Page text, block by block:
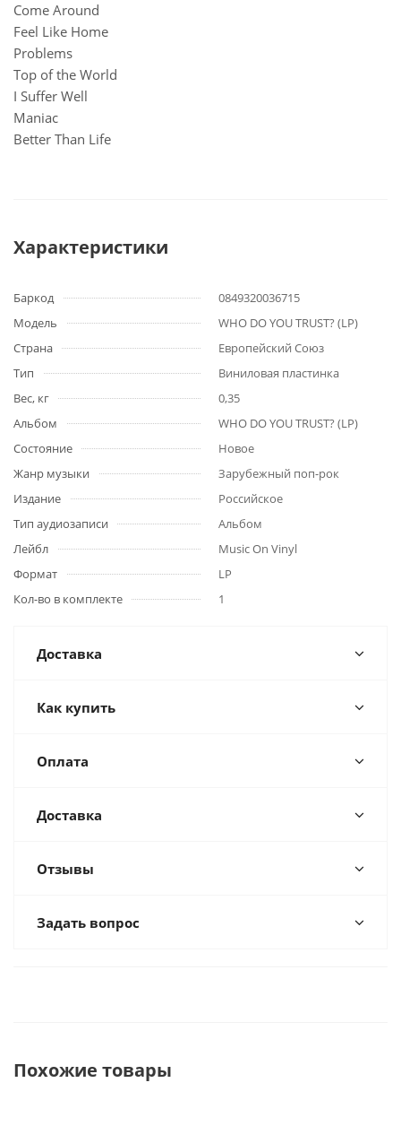
Come Around
Feel Like Home
Problems
Top of the World
I Suffer Well
Maniac
Better Than Life
Характеристики
Баркод
0849320036715
Модель
WHO DO YOU TRUST? (LP)
Страна
Европейский Союз
Тип
Виниловая пластинка
Вес, кг
0,35
Альбом
WHO DO YOU TRUST? (LP)
Состояние
Новое
Жанр музыки
Зарубежный поп-рок
Издание
Российское
Тип аудиозаписи
Альбом
Лейбл
Music On Vinyl
Формат
LP
Кол-во в комплекте
1
Доставка
Как купить
Оплата
Доставка
Отзывы
Задать вопрос
Похожие товары